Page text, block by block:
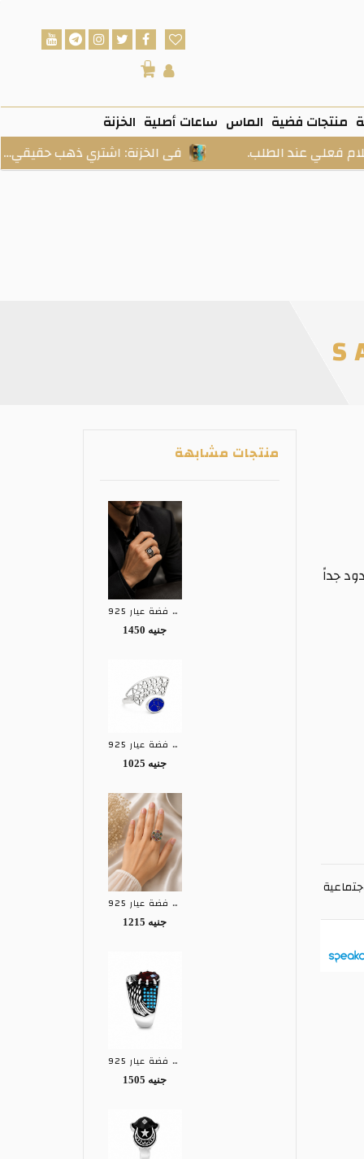
0
منتجات فضية الماس ساعات أصلية الخزنة
فى الخزنة: اشتري ذهب حقيقي… ادخره
الطلب.
جداً
منتجات مشابهة
خاتم رجالى فضة عيار 925
1450 جنيه
خاتم حريمى فضة عيار 925
1025 جنيه
خاتم حريمى فضة عيار 925
1215 جنيه
خاتم رجالى فضة عيار 925
1505 جنيه